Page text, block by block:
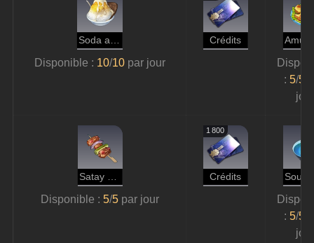
Disponible : 10/10 par jour
Crédits
: 5/5
Disponible : 5/5 par jour
1 800
Crédits
: 5/5